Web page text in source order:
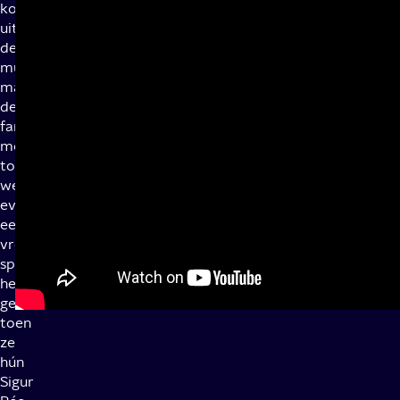
koppen
uit
de
muziekindustrie,
maar
de
fans
moeten
toch
wel
even
een
vreugde
sprongetje
hebben
gedaan
toen
ze
hún
Sigur